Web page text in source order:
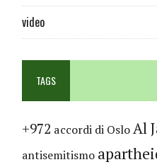
video
TAGS
+972 accordi di OsloAl
antisemitismo